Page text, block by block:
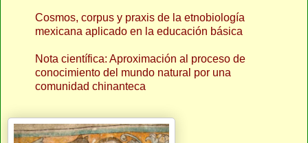
Cosmos, corpus y praxis de la etnobiología
mexicana aplicado en la educación básica
Nota científica: Aproximación al proceso de
conocimiento del mundo natural por una
comunidad chinanteca